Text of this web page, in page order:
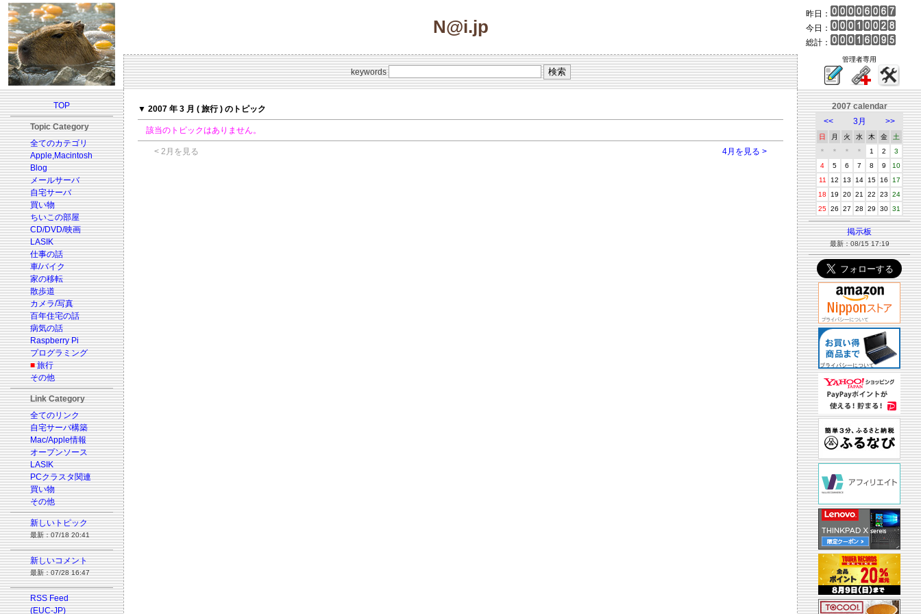
N@i.jp
昨日：
今日：
総計：
keywords
管理者専用
TOP
Topic Category
全てのカテゴリ
Apple,Macintosh
Blog
メールサーバ
自宅サーバ
買い物
ちいこの部屋
CD/DVD/映画
LASIK
仕事の話
車/バイク
家の移転
散歩道
カメラ/写真
百年住宅の話
病気の話
Raspberry Pi
プログラミング
■ 旅行
その他
Link Category
全てのリンク
自宅サーバ構築
Mac/Apple情報
オープンソース
LASIK
PCクラスタ関連
買い物
その他
新しいトピック
最新：07/18 20:41
新しいコメント
最新：07/28 16:47
RSS Feed
(EUC-JP)
▼ 2007 年 3 月 ( 旅行 ) のトピック
該当のトピックはありません。
< 2月を見る 4月を見る >
2007 calendar
<<
3月 >>
日 月 火 水 木 金
土
＊
＊ ＊ ＊ 1 2
3
4
5 6 7 8 9
10
11
12 13 14 15 16
17
18
19 20 21 22 23
24
25 26 27 28 29 30 31
掲示板
最新：08/15 17:19